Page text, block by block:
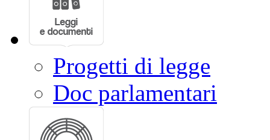
Progetti di legge
Doc parlamentari